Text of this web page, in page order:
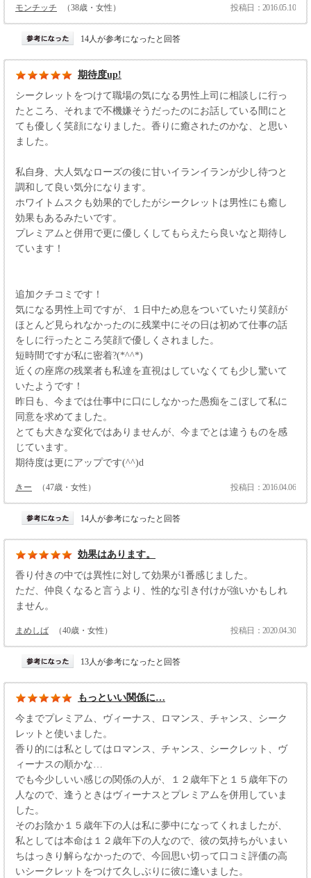
モンチッチ （38歳・女性） 投稿日：2016.05.10
14人が参考になったと回答
期待度up!
シークレットをつけて職場の気になる男性上司に相談しに行っ
たところ、それまで不機嫌そうだったのにお話している間にと
ても優しく笑顔になりました。香りに癒されたのかな、と思い
ました。
私自身、大人気なローズの後に甘いイランイランが少し待つと
調和して良い気分になります。
ホワイトムスクも効果的でしたがシークレットは男性にも癒し
効果もあるみたいです。
プレミアムと併用で更に優しくしてもらえたら良いなと期待し
ています！
追加クチコミです！
気になる男性上司ですが、１日中ため息をついていたり笑顔が
ほとんど見られなかったのに残業中にその日は初めて仕事の話
をしに行ったところ笑顔で優しくされました。
短時間ですが私に密着?(*^^*)
近くの座席の残業者も私達を直視はしていなくても少し驚いて
いたようです！
昨日も、今までは仕事中に口にしなかった愚痴をこぼして私に
同意を求めてました。
とても大きな変化ではありませんが、今までとは違うものを感
じています。
期待度は更にアップです(^^)d
きー （47歳・女性） 投稿日：2016.04.06
14人が参考になったと回答
効果はあります。
香り付きの中では異性に対して効果が1番感じました。
ただ、仲良くなると言うより、性的な引き付けが強いかもしれ
ません。
まめしば （40歳・女性） 投稿日：2020.04.30
13人が参考になったと回答
もっといい関係に…
今までプレミアム、ヴィーナス、ロマンス、チャンス、シーク
レットと使いました。
香り的には私としてはロマンス、チャンス、シークレット、ヴ
ィーナスの順かな…
でも今少しいい感じの関係の人が、１２歳年下と１５歳年下の
人なので、逢うときはヴィーナスとプレミアムを併用していま
した。
そのお陰か１５歳年下の人は私に夢中になってくれましたが、
私としては本命は１２歳年下の人なので、彼の気持ちがいまい
ちはっきり解らなかったので、今回思い切って口コミ評価の高
いシークレットをつけて久しぶりに彼に逢いました。